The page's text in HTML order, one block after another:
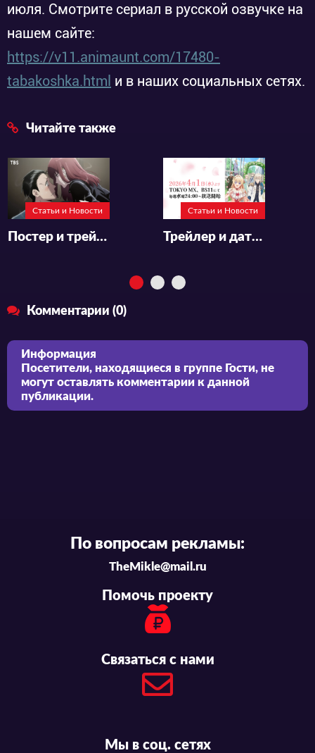
июля. Смотрите сериал в русской озвучке на
нашем сайте:
https://v11.animaunt.com/17480-
tabakoshka.html и в наших социальных сетях.
Читайте также
Статьи и Новости
Постер и трейлер «Super no Ura de Yani Suu Futari»
Статьи и Новости
Трейлер и дата премьеры «Nigashita Sakana wa Ookikatta ga Tsuriageta Sakana ga Ookisugita Ken»
Комментарии (0)
Информация
Посетители, находящиеся в группе Гости, не
могут оставлять комментарии к данной
публикации.
По вопросам рекламы:
TheMikle@mail.ru
Помочь проекту
Связаться с нами
Мы в соц. сетях